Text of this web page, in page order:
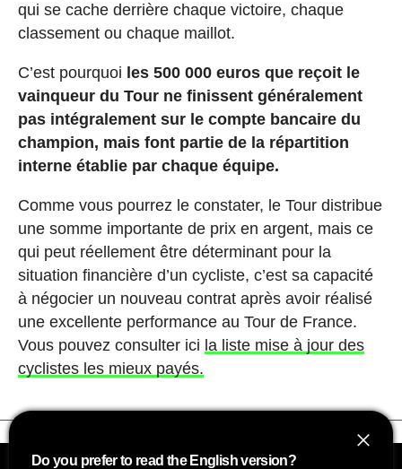
qui se cache derrière chaque victoire, chaque
classement ou chaque maillot.
C’est pourquoi les 500 000 euros que reçoit le
vainqueur du Tour ne finissent généralement
pas intégralement sur le compte bancaire du
champion, mais font partie de la répartition
interne établie par chaque équipe.
Comme vous pourrez le constater, le Tour distribue
une somme importante de prix en argent, mais ce
qui peut réellement être déterminant pour la
situation financière d’un cycliste, c’est sa capacité
à négocier un nouveau contrat après avoir réalisé
une excellente performance au Tour de France.
Vous pouvez consulter ici la liste mise à jour des
cyclistes les mieux payés.
Do you prefer to read the English version?